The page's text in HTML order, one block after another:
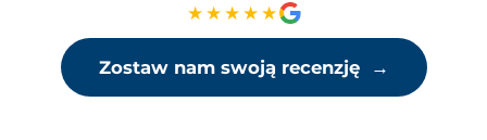
★★★★★
Zostaw nam swoją recenzję →